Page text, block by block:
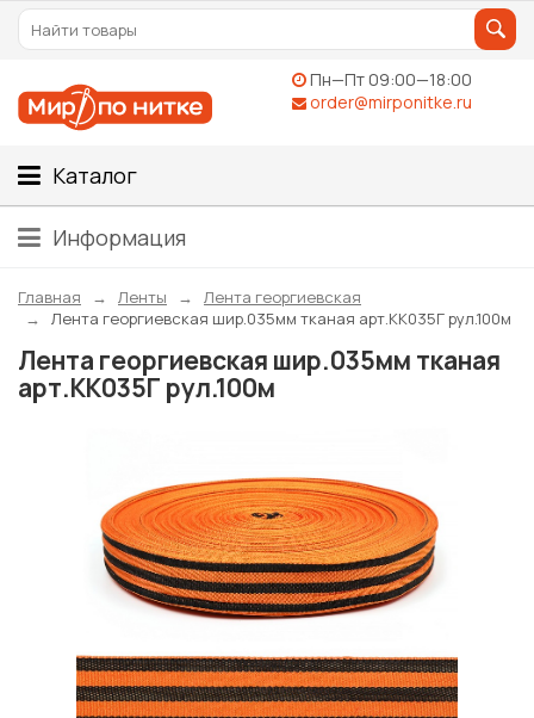
Пн—Пт 09:00—18:00
order@mirponitke.ru
Каталог
Информация
Главная Ленты
Лента георгиевская
Лента георгиевская шир.035мм тканая арт.КК035Г рул.100м
Лента георгиевская шир.035мм тканая
арт.КК035Г рул.100м